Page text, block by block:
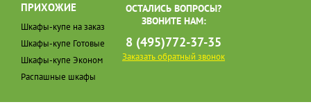
ПРИХОЖИЕ
Шкафы-купе на заказ
Шкафы-купе Готовые
Шкафы-купе Эконом
Распашные шкафы
ОСТАЛИСЬ ВОПРОСЫ?
ЗВОНИТЕ НАМ:
8 (495)772-37-35
Заказать обратный звонок